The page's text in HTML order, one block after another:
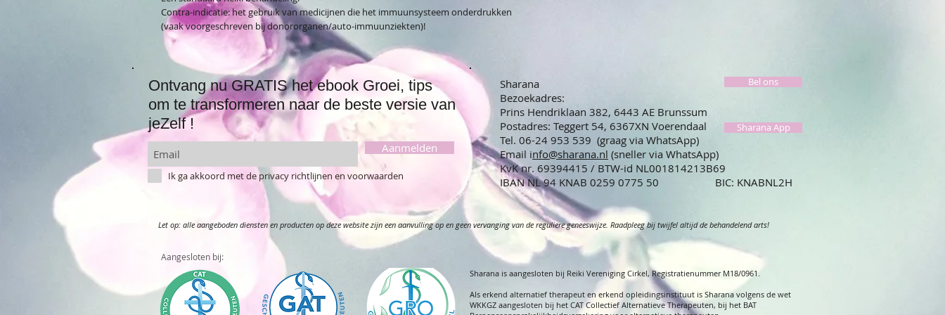
Contra-indicatie: het gebruik van medicijnen die het immuunsysteem onderdrukken
(vaak voorgeschreven bij donororganen/auto-immuunziekten)!
Ontvang nu GRATIS het ebook Groei, tips
om te transformeren naar de beste versie van
jeZelf !
Aanmelden
Ik ga akkoord met de privacy richtlijnen en voorwaarden
Sharana
Bezoekadres:
Prins Hendriklaan 382, 6443 AE Brunssum
Postadres: Teggert 54, 6367XN Voerendaal
Tel. 06-24 953 539 (graag via WhatsApp)
Email info@sharana.nl (sneller via WhatsApp)
KvK nr. 69394415 / BTW-id NL001814213B69
IBAN NL 94 KNAB 0259 0775 50 BIC: KNABNL2H
Bel ons
Sharana App
Let op: alle aangeboden diensten en producten op deze website zijn een aanvulling op en geen vervanging van de reguliere geneeswijze. Raadpleeg bij twijfel altijd de behandelend arts!
Aangesloten bij:
Sharana is aangesloten bij Reiki Vereniging Cirkel, Registratienummer M18/0961.
Als erkend alternatief therapeut en erkend opleidingsinstituut is Sharana volgens de wet
WKKGZ aangesloten bij het CAT Collectief Alternatieve Therapeuten, bij het BAT